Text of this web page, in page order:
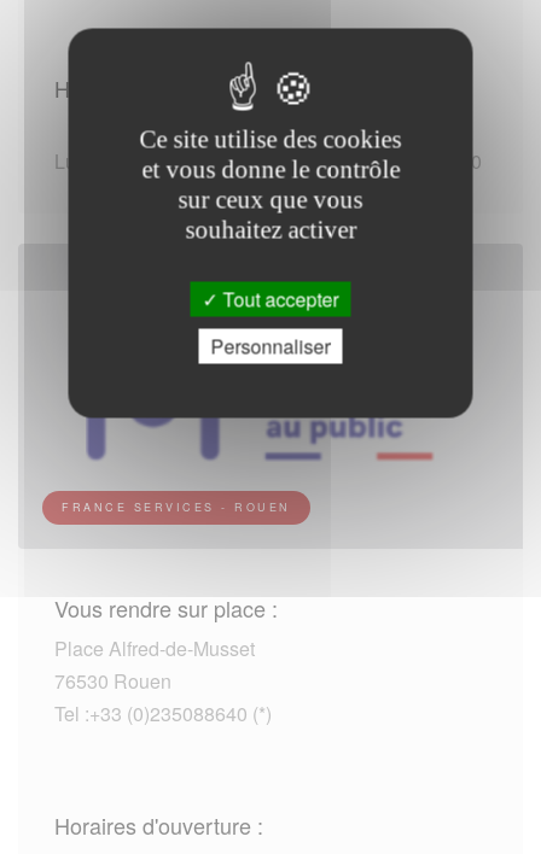
Horaires d'ouverture :
Lundi au Vendredi de 09:30 - 12:30 / 13:30 - 16:30
FRANCE SERVICES - ROUEN
Vous rendre sur place :
Place Alfred-de-Musset
76530 Rouen
Tel :+33 (0)235088640 (*)
Horaires d'ouverture :
Ce site utilise des cookies
et vous donne le contrôle
sur ceux que vous
souhaitez activer
Tout accepter
Personnaliser